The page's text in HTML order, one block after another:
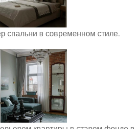
спальни в современном стиле.